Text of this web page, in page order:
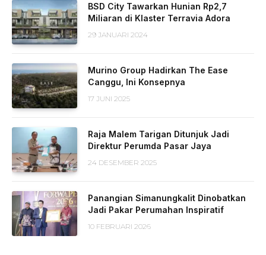
BSD City Tawarkan Hunian Rp2,7
Miliaran di Klaster Terravia Adora
29 JANUARI 2024
Murino Group Hadirkan The Ease
Canggu, Ini Konsepnya
17 JUNI 2025
Raja Malem Tarigan Ditunjuk Jadi
Direktur Perumda Pasar Jaya
24 DESEMBER 2025
Panangian Simanungkalit Dinobatkan
Jadi Pakar Perumahan Inspiratif
10 FEBRUARI 2026